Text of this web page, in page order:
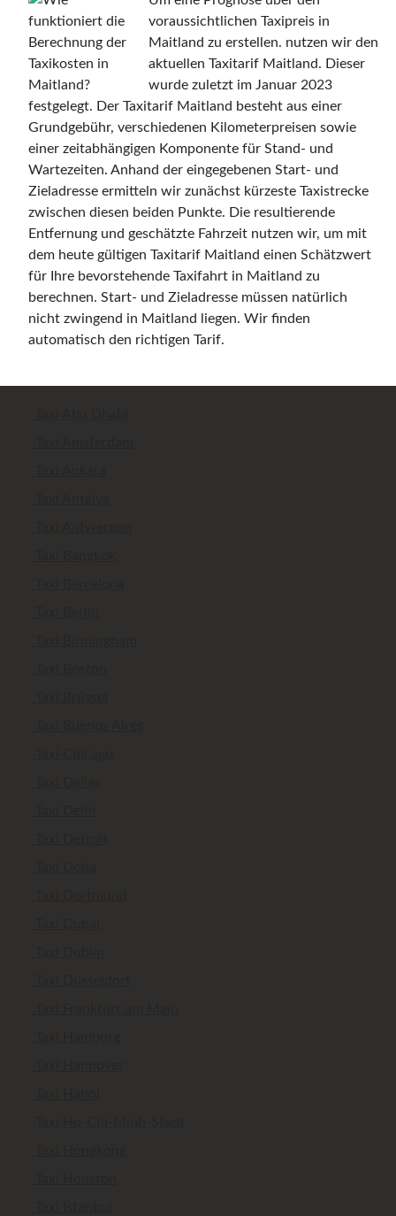
voraussichtlichen Taxipreis in
Maitland zu erstellen. nutzen wir den
aktuellen Taxitarif Maitland. Dieser
wurde zuletzt im Januar 2023
festgelegt. Der Taxitarif Maitland besteht aus einer
Grundgebühr, verschiedenen Kilometerpreisen sowie
einer zeitabhängigen Komponente für Stand- und
Wartezeiten. Anhand der eingegebenen Start- und
Zieladresse ermitteln wir zunächst kürzeste Taxistrecke
zwischen diesen beiden Punkte. Die resultierende
Entfernung und geschätzte Fahrzeit nutzen wir, um mit
dem heute gültigen Taxitarif Maitland einen Schätzwert
für Ihre bevorstehende Taxifahrt in Maitland zu
berechnen. Start- und Zieladresse müssen natürlich
nicht zwingend in Maitland liegen. Wir finden
automatisch den richtigen Tarif.